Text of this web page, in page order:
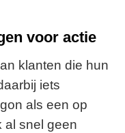
voor actie
klanten die hun
iets
als een op
al snel geen